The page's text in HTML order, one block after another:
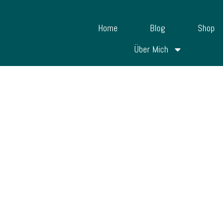
Home Blog
Shop
Über Mich